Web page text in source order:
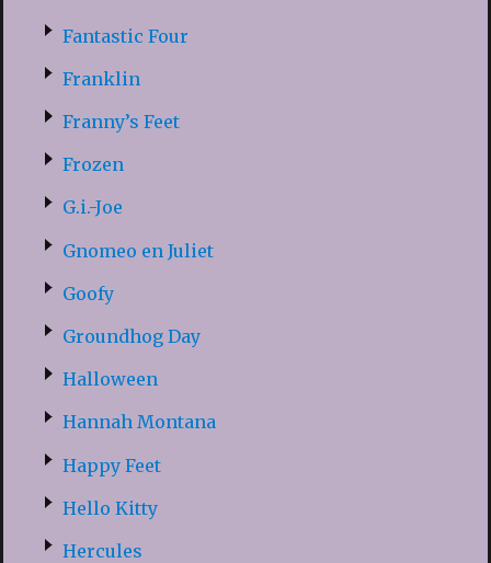
Fantastic Four
Franklin
Franny’s Feet
Frozen
G.i.-Joe
Gnomeo en Juliet
Goofy
Groundhog Day
Halloween
Hannah Montana
Happy Feet
Hello Kitty
Hercules